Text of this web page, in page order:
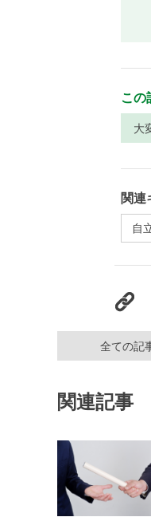
この
大
関連
自
全ての記
関連記事